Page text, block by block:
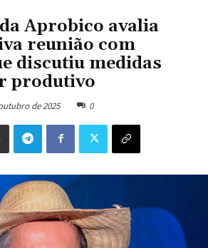
Aprobico avalia
reunião com
discutiu medidas
produtivo
de 2025 0